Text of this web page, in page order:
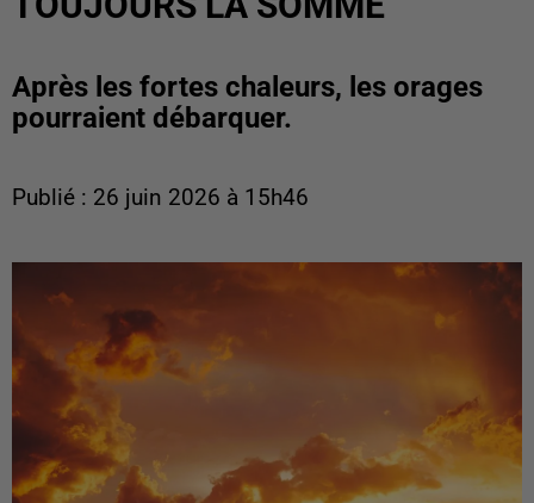
Après les fortes chaleurs, les orages
pourraient débarquer.
Publié : 26 juin 2026 à 15h46